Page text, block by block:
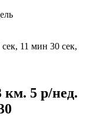
11 мин 30 сек,
км. 5 р/нед.